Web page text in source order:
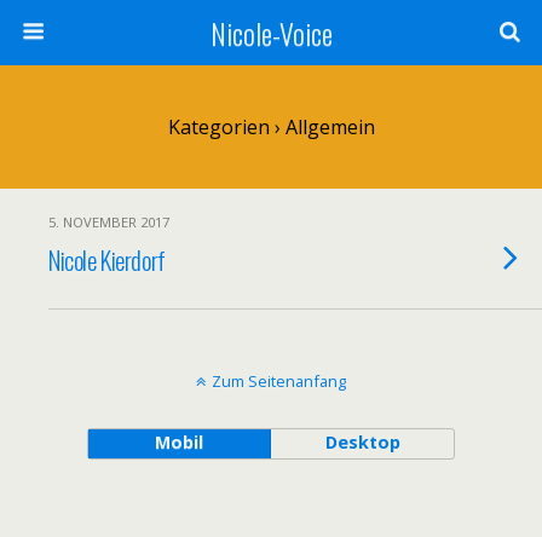
Nicole-Voice
Kategorien › Allgemein
5. NOVEMBER 2017
Nicole Kierdorf
Zum Seitenanfang
Mobil Desktop